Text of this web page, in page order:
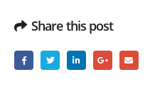
Share this post